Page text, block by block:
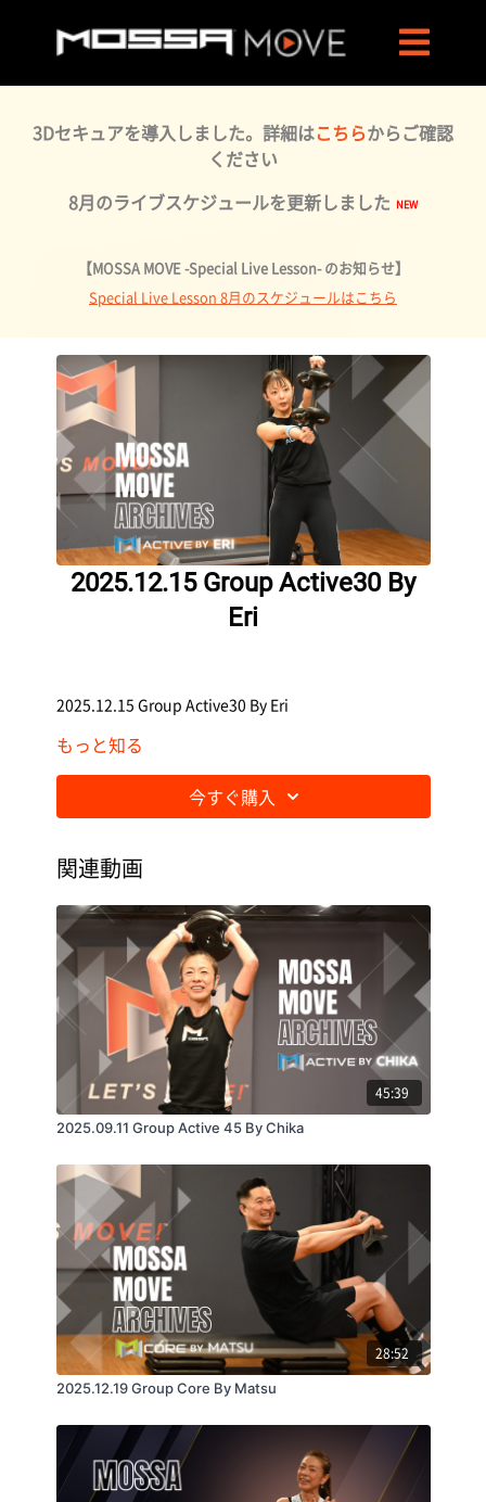
3Dセキュアを導入しました。詳細はこちらからご確認
ください
8月のライブスケジュールを更新しました
【MOSSA MOVE -Special Live Lesson- のお知らせ】
Special Live Lesson 8月のスケジュールはこちら
2025.12.15 Group Active30 By
Eri
2025.12.15 Group Active30 By Eri
もっと知る
今すぐ購入
関連動画
45:39
2025.09.11 Group Active 45 By Chika
28:52
2025.12.19 Group Core By Matsu